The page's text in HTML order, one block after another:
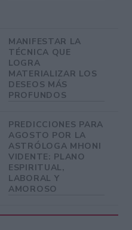
MANIFESTAR LA
TÉCNICA QUE
LOGRA
MATERIALIZAR LOS
DESEOS MÁS
PROFUNDOS
PREDICCIONES PARA
AGOSTO POR LA
ASTRÓLOGA MHONI
VIDENTE: PLANO
ESPIRITUAL,
LABORAL Y
AMOROSO